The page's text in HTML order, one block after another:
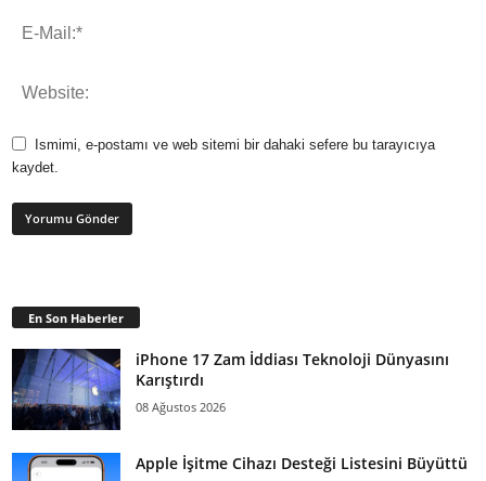
Ismimi, e-postamı ve web sitemi bir dahaki sefere bu tarayıcıya
kaydet.
En Son Haberler
iPhone 17 Zam İddiası Teknoloji Dünyasını
Karıştırdı
08 Ağustos 2026
Apple İşitme Cihazı Desteği Listesini Büyüttü